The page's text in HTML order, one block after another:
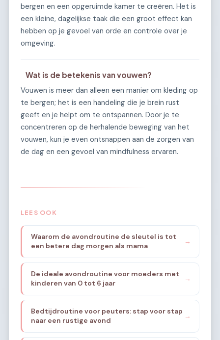
bergen en een opgeruimde kamer te creëren. Het is
een kleine, dagelijkse taak die een groot effect kan
hebben op je gevoel van orde en controle over je
omgeving.
Wat is de betekenis van vouwen?
Vouwen is meer dan alleen een manier om kleding op
te bergen; het is een handeling die je brein rust
geeft en je helpt om te ontspannen. Door je te
concentreren op de herhalende beweging van het
vouwen, kun je even ontsnappen aan de zorgen van
de dag en een gevoel van mindfulness ervaren.
LEES OOK
Waarom de avondroutine de sleutel is tot
een betere dag morgen als mama
→
De ideale avondroutine voor moeders met
kinderen van 0 tot 6 jaar
→
Bedtijdroutine voor peuters: stap voor stap
naar een rustige avond
→